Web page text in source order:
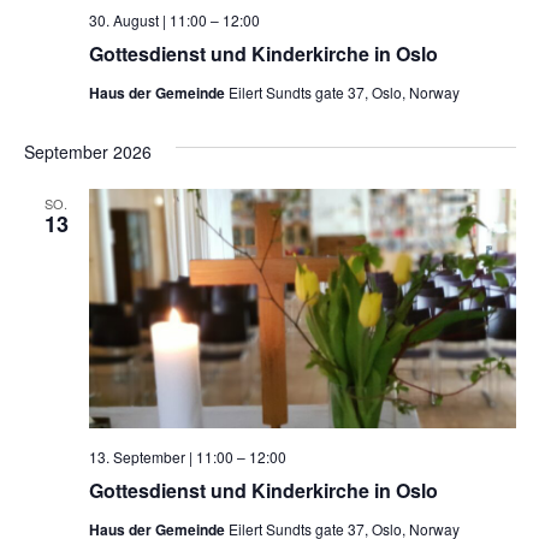
Gottesdienst und Kinderkirche in Oslo
30. August | 11:00 – 12:00
Haus der Gemeinde Eilert Sundts gate 37, Oslo, Norway
September 2026
SO.
13
Gottesdienst und Kinderkirche in Oslo
13. September | 11:00 – 12:00
Haus der Gemeinde Eilert Sundts gate 37, Oslo, Norway